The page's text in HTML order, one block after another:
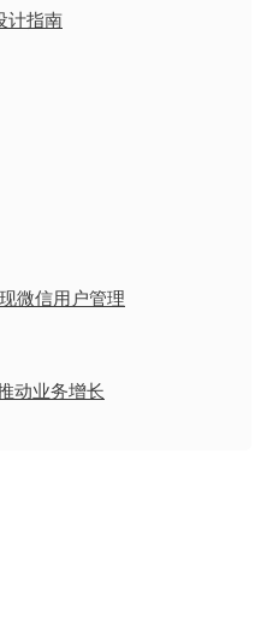
计指南
微信用户管理
动业务增长